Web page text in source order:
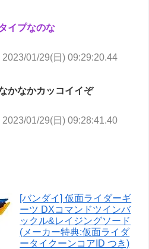
イプなのな
2023/01/29(日) 09:29:20.44
かなかカッコイイぞ
2023/01/29(日) 09:28:41.40
[バンダイ] 仮面ライダーギ
ーツ DXコマンドツインバ
ックル&レイジングソード
(メーカー特典:仮面ライダ
ータイクーンコアID つき)